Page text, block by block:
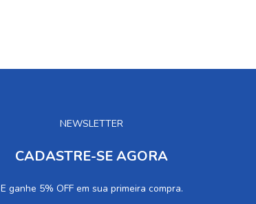
NEWSLETTER
CADASTRE-SE AGORA
E ganhe 5% OFF em sua primeira compra.